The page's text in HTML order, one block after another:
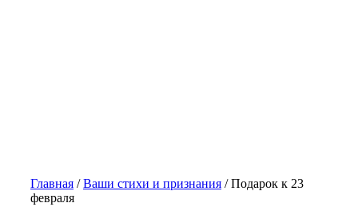
Главная /Ваши стихи и признания /Подарок к 23
февраля